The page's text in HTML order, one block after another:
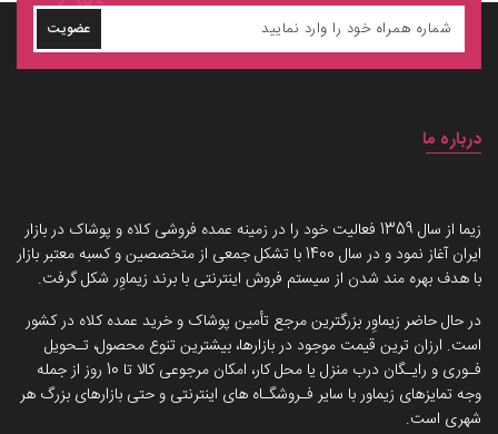
عضویت
درباره ما
زیما از سال 1359 فعالیت خود را در زمینه عمده فروشی کلاه و پوشاک در بازار
ایران آغاز نمود و در سال 1400 با تشکل جمعی از متخصصین و کسبه معتبر بازار
با هدف بهره مند شدن از سیستم فروش اینترنتی با برند زیماوِر شکل گرفت.
در حال حاضر زیماوِر بزرگترین مرجع تأمین پوشاک و خرید عمده کلاه در کشور
است. ارزان ترین قیمت موجود در بازارها، بیشترین تنوع محصول، تـحویل
فـوری و رایـگان درب منزل یا محل کار، امکان مرجوعی کالا تا 10 روز از جمله
وجه تمایزهای زیماور با سایر فـروشگـاه های اینترنتی و حتی بازارهای بزرگ هر
شهری است.